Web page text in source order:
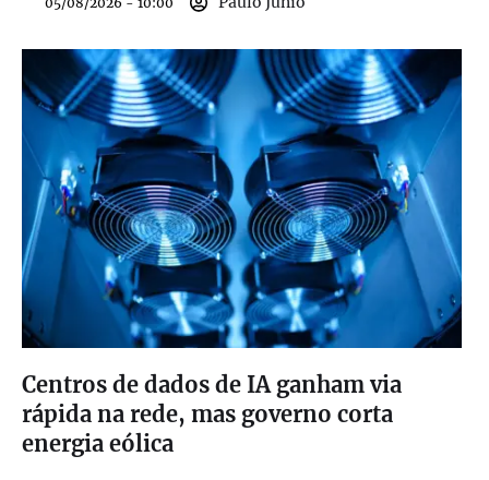
Centros de dados de IA ganham via
rápida na rede, mas governo corta
energia eólica